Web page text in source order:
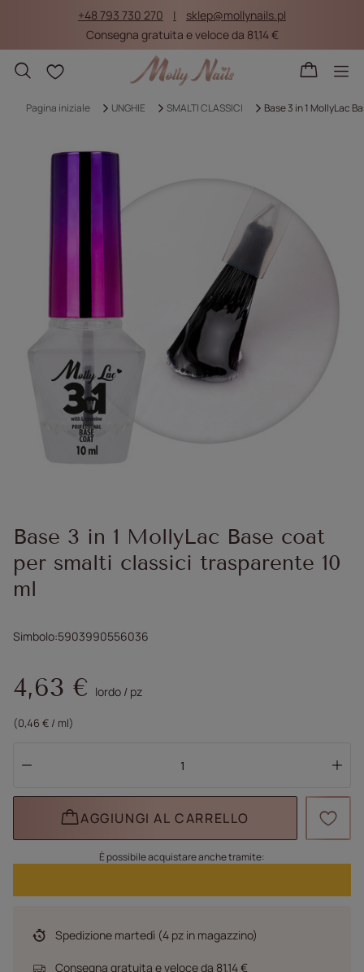
+48 793 730 270
sklep@mollynails.pl
Consegna gratuita e veloce da 81,14 €
Liste della spesa
Pagina iniziale UNGHIE SMALTI CLASSICI Base 3 in 1 MollyLac
Base 3 in 1 MollyLac Base coat
per smalti classici trasparente 10
ml
Simbolo 5903990556036
4,63 € lordo / pz
(0,46 € / ml)
AGGIUNGI AL CARRELLO
È possibile acquistare anche tramite:
Spedizione martedì (4 pz in magazzino)
Consegna gratuita e veloceda 81,14 €